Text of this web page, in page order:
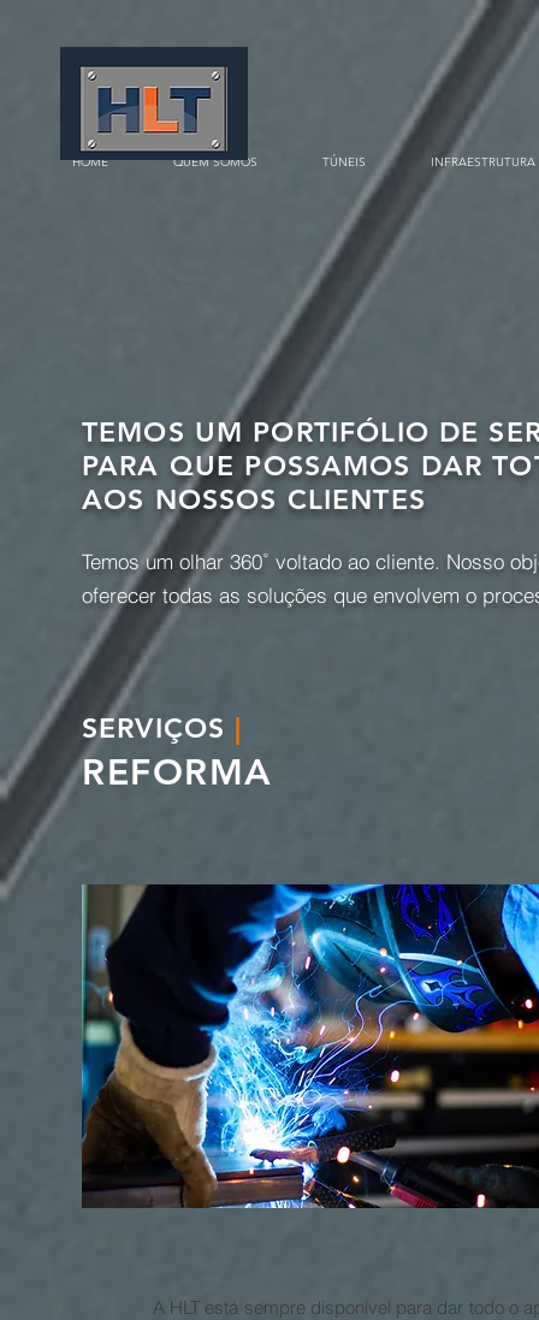
HOME QUEM SOMOS TÚNEIS INFRAESTRUTURA
TEMOS UM PORTIFÓLIO DE
PARA QUE POSSAMOS DAR
AOS NOSSOS CLIENTES
Temos um olhar 360˚ voltado ao cliente. Nosso
oferecer todas as soluções que envolvem o
SERVIÇOS |
REFORMA
A HLT está sempre disponível para dar todo o